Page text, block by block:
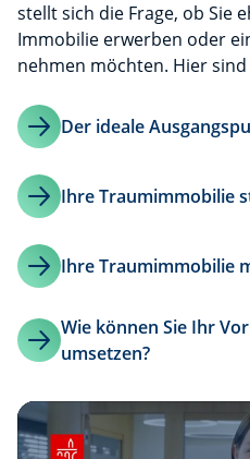
stellt sich die Frage, ob Sie
Immobilie erwerben oder
nehmen möchten. Hier sind
Der ideale
Ihre Traumimmobilie
Ihre Traumimmobilie
Wie können Sie Ihr
umsetzen?